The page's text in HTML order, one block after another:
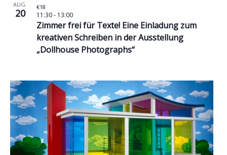
AUG.
20
Zimmer frei für Texte! Eine Einladung zum
kreativen Schreiben in der Ausstellung
„Dollhouse Photographs“
11:30- 13:00
€18